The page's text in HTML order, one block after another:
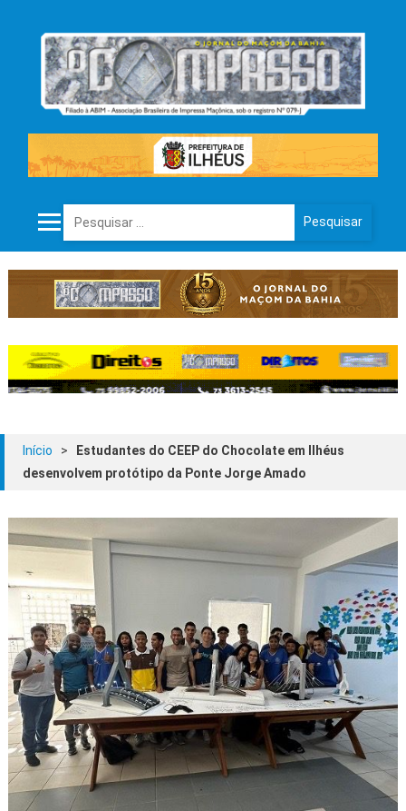
Pesquisar por:
Início >
Estudantes do CEEP do Chocolate em Ilhéus
desenvolvem protótipo da Ponte Jorge Amado